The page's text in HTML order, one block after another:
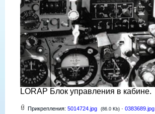
LORAP Блок управления в кабине.
Прикрепления: 5014724.jpg (86.0 Kb) · 0383689.jpg